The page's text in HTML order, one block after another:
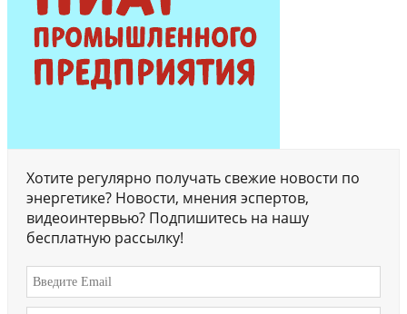
Хотите регулярно получать свежие новости по
энергетике? Новости, мнения эспертов,
видеоинтервью? Подпишитесь на нашу
бесплатную рассылку!